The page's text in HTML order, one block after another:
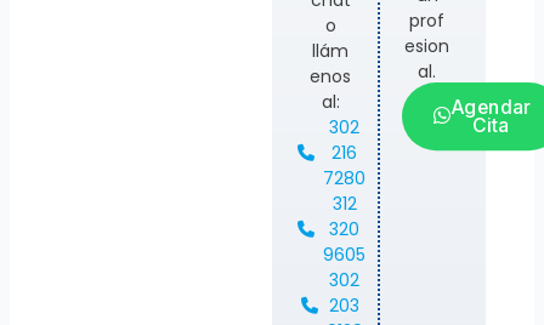
o
llám
enos
al:
302
216
7280
312
320
9605
302
203
prof
esion
al.
Agendar
Cita